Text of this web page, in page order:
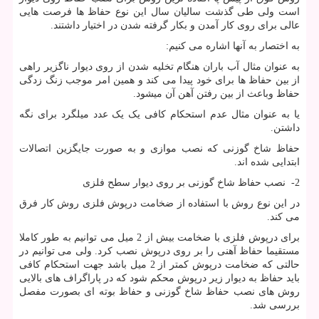
است ولی طی گذشت سالیان سال این نوع حفاظ ها فرصت هایی
عالی برای روی کار آمدن و بکار گرفته شدن در اختیار داشتند.
به اختصار به آنها اشاره می کنیم:
به عنوان مثال آب باران هنگام تخلیه شدن از روی دیوار ناگزیر راهی
از بین حفاظ ها برای خود پیدا می کند و همین امر موجب زنگ زدگی
حفاظ وباعث از بین رفتن آهن آن میشود.
یا به عنوان مثال عدم استحکام کافی یک یک عدد میلگرد برای نگه
داشتن.
حفاظ شاخ گوزنی که نصب موازی و به صورت جایگزین اتصالات
ابتدایی شده اند.
2- نصب حفاظ شاخ گوزنی بر روی دیوار سطح فلزی
در این نوع روش با استفاده از ضخامت درپوش فلزی روش کار فرق
می کند.
برای درپوش فلزی با ضخامت بیش از 2 میل می توانیم به طور کاملا
مستقیما حفاظ آهنی را بر روی درپوش نصب کرد. ولی می توانیم در
حالتی که ضخامت درپوش کمتر از 2 میل باشد جهت استحکام کافی
باید حفاظ به دیوار زیر درپوش محکم شود که در پاراگراف های بالایی
روش های نصب حفاظ شاخ گوزنی و حفاظ بوته ای بصورت مفصل
بررسی شد.